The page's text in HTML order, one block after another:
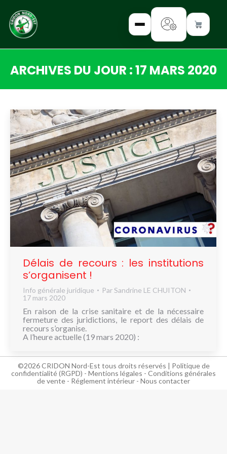
✕
NOUS
FORMEZ-
VOUS
INFORMEZ-
VOUS
LISEZ-NOUS
CONNAÎTRE
CONTACT
ARCHIVES DU JOUR :17 MARS 2020
Délais de recours : les institutions
s’organisent !
Info générale juridique ParSandrine LE CHUITON
17 mars 2020
En raison de la crise sanitaire et de la nécessaire
fermeture des juridictions, le report des délais de
recours s’organise.
A l’heure actuelle (19 mars 2020) :
©2026 CRIDON Nord-Est tous droits réservés | Politique de
confidentialité (RGPD) - Mentions légales - Conditions générales
de vente - Réglement intérieur - Nous contacter